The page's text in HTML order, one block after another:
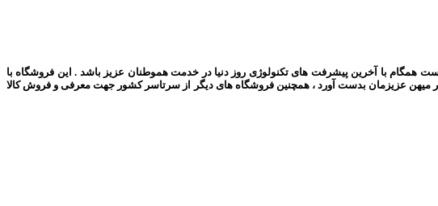
همگام با آخرین پیشرفت های تکنولوژی روز دنیا در خدمت هموطنان عزیز باشد . این فروشگاه با
میهن عزیزمان بدست آورد ، همچنین فروشگاه های دیگر از سرتاسر کشور جهت معرفی و فروش کالا